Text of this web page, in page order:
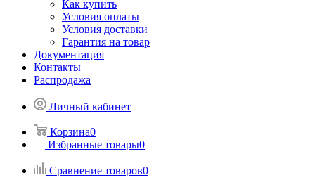
Как купить
Условия оплаты
Условия доставки
Гарантия на товар
Документация
Контакты
Распродажа
Личный кабинет
Корзина0
Избранные товары0
Сравнение товаров0